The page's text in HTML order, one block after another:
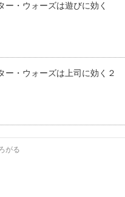
ー・ウォーズは遊びに効く
ー・ウォーズは上司に効く２
がる